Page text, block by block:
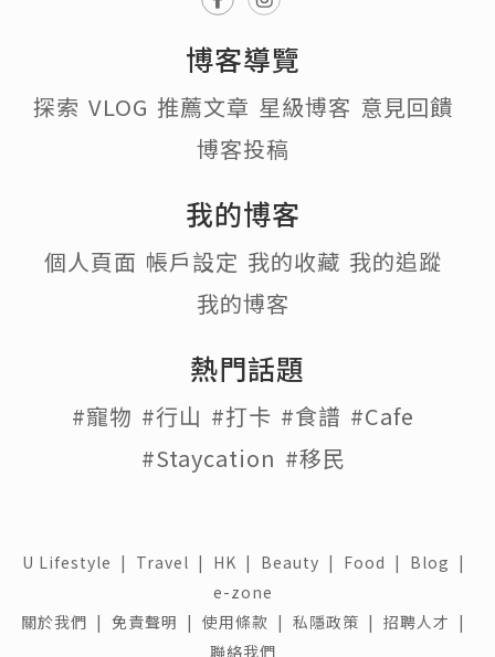
自由・旅生｜Freestyle
Traveler
發佈於 2023.05.30
追蹤
長洲位於大嶼山東南，島嶼形狀似啞鈴，
又稱「啞鈴島」，屬於連島沙洲，北望喜
靈洲，西南方有石鼓洲，距離香港島西南
約10公里，是香港交通最方便的離島之
一，也是離島區人煙最稠密的島嶼！
去記住，不過在長洲行山就印象深刻了，
僅此一次，記憶中在中學時期，地理考察
活動有行過張保仔洞，那時的洞穴漆黑，
要拿手電筒照著來行，而且愈行愈窄，感